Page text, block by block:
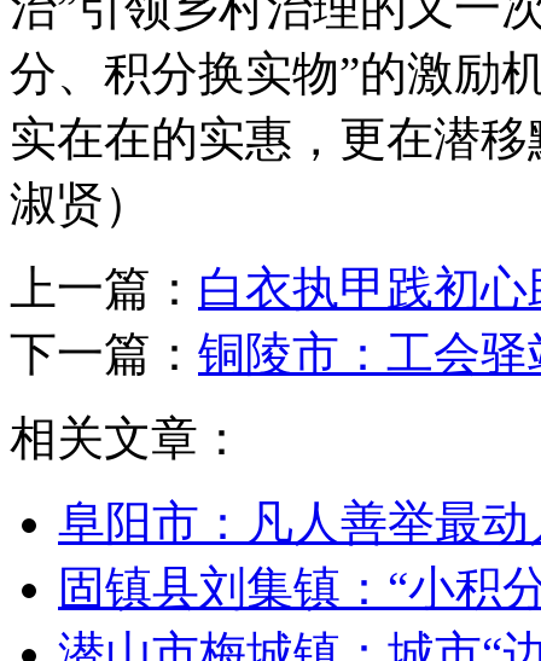
分、积分换实物”的激励
实在在的实惠，更在潜
淑贤）
上一篇： 白衣执甲践初
下一篇： 铜陵市：工会驿
相关文章：
阜阳市：凡人善举最动
固镇县刘集镇：“小积